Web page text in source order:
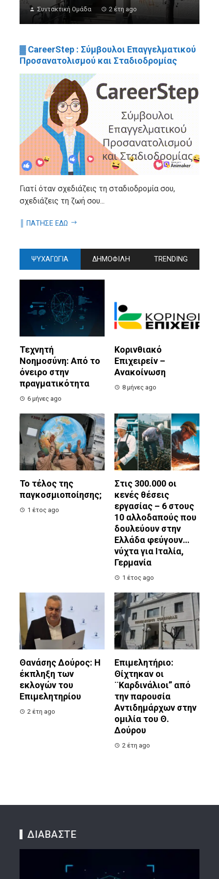
Συντακτική Ομάδα 2 έτη ago
▓ CareerStep : Σύμβουλοι Επαγγελματικού
Προσανατολισμού και Σταδιοδρομίας
Γιατί όταν σχεδιάζεις τη σταδιοδρομία σου,
σχεδιάζεις τη ζωή σου...
║ ΠΑΤΗΣΕ ΕΔΩ
ΨΥΧΑΓΩΓΙΑ ΔΗΜΟΦΙΛΗ TRENDING
Τεχνητή
Νοημοσύνη: Από το
όνειρο στην
πραγματικότητα
6 μήνες ago
Κορινθιακό
Επιχειρείν –
Ανακοίνωση
8 μήνες ago
Το τέλος της
παγκοσμιοποίησης;
1 έτος ago
Στις 300.000 οι
κενές θέσεις
εργασίας – 6 στους
10 αλλοδαπούς που
δουλεύουν στην
Ελλάδα φεύγουν…
νύχτα για Ιταλία,
Γερμανία
1 έτος ago
Θανάσης Δούρος: Η
έκπληξη των
εκλογών του
Επιμελητηρίου
2 έτη ago
Επιμελητήριο:
Θίχτηκαν οι
¨Καρδινάλιοι” από
την παρουσία
Αντιδημάρχων στην
ομιλία του Θ.
Δούρου
2 έτη ago
ΔΙΑΒΑΣΤΕ